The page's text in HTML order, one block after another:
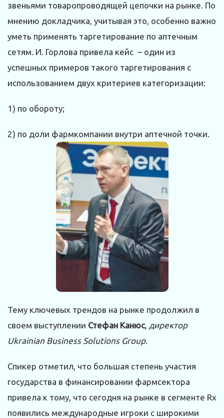
звеньями товаропроводящей цепочки на рынке. По
мнению докладчика, учитывая это, особенно важно
уметь применять таргетирование по аптечным
сетям. И. Горлова привела кейс – один из
успешных примеров такого таргетирования с
использованием двух критериев категоризации:
1) по обороту;
2) по доли фармкомпании внутри аптечной точки.
Тему ключевых трендов на рынке продолжил в
своем выступлении Стефан Канюс, директор
Ukrainian Business Solutions Group.
Спикер отметил, что большая степень участия
государства в финансировании фармсектора
привела к тому, что сегодня на рынке в сегменте Rx
появились международные игроки с широкими